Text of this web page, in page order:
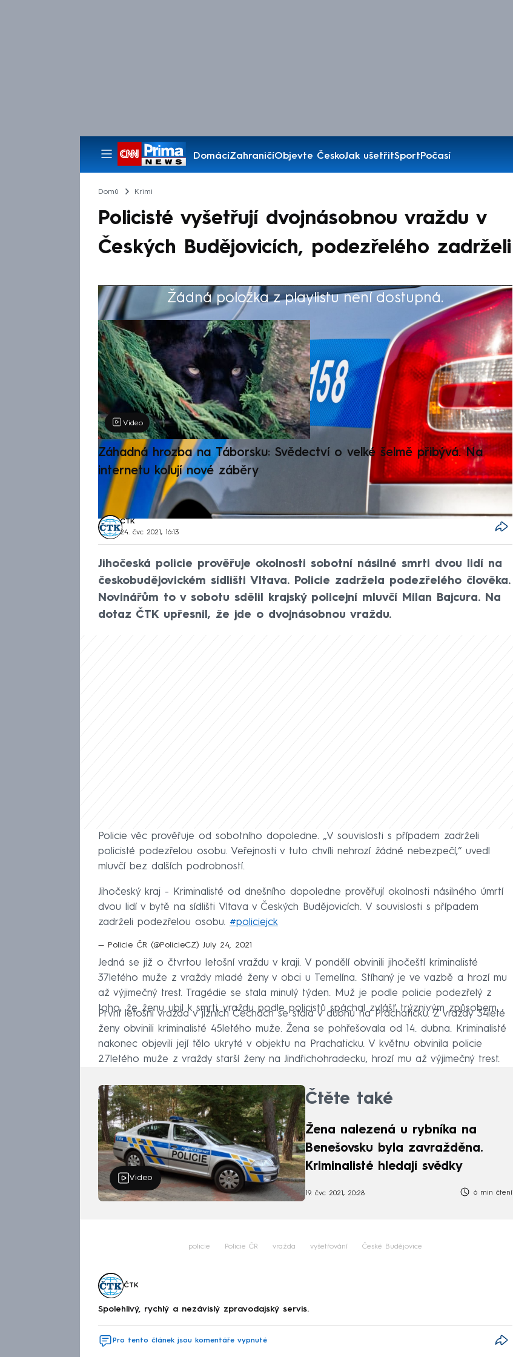
DomácíZahraničíObjevte ČeskoJak ušetřitSportPočasí
Pořady
Domů Krimi
Policisté vyšetřují dvojnásobnou vraždu v
Českých Budějovicích, podezřelého zadrželi
Žádná položka z playlistu není dostupná.
Výběr redakce
Video
Záhadná hrozba na Táborsku: Svědectví o velké šelmě přibývá. Na
internetu kolují nové záběry
ČTK
24. čvc 2021, 16:13
Jihočeská policie prověřuje okolnosti sobotní násilné smrti dvou lidí na
českobudějovickém sídlišti Vltava. Policie zadržela podezřelého člověka.
Novinářům to v sobotu sdělil krajský policejní mluvčí Milan Bajcura. Na
dotaz ČTK upřesnil, že jde o dvojnásobnou vraždu.
Policie věc prověřuje od sobotního dopoledne. „V souvislosti s případem zadrželi
policisté podezřelou osobu. Veřejnosti v tuto chvíli nehrozí žádné nebezpečí,“ uvedl
mluvčí bez dalších podrobností.
Jihočeský kraj - Kriminalisté od dnešního dopoledne prověřují okolnosti násilného úmrtí
dvou lidí v bytě na sídlišti Vltava v Českých Budějovicích. V souvislosti s případem
zadrželi podezřelou osobu. #policiejck
— Policie ČR (@PolicieCZ) July 24, 2021
Jedná se již o čtvrtou letošní vraždu v kraji. V pondělí obvinili jihočeští kriminalisté
37letého muže z vraždy mladé ženy v obci u Temelína. Stíhaný je ve vazbě a hrozí mu
až výjimečný trest. Tragédie se stala minulý týden. Muž je podle policie podezřelý z
toho, že ženu ubil k smrti, vraždu podle policistů spáchal zvlášť trýznivým způsobem.
První letošní vražda v jižních Čechách se stala v dubnu na Prachaticku. Z vraždy 34leté
ženy obvinili kriminalisté 45letého muže. Žena se pohřešovala od 14. dubna. Kriminalisté
nakonec objevili její tělo ukryté v objektu na Prachaticku. V květnu obvinila policie
27letého muže z vraždy starší ženy na Jindřichohradecku, hrozí mu až výjimečný trest.
Video
Čtěte také
Žena nalezená u rybníka na
Benešovsku byla zavražděna.
Kriminalisté hledají svědky
19. čvc 2021, 20:28 6 min čtení
policie Policie ČR vražda vyšetřování České Budějovice
ČTK
Spolehlivý, rychlý a nezávislý zpravodajský servis.
Pro tento článek jsou komentáře vypnuté